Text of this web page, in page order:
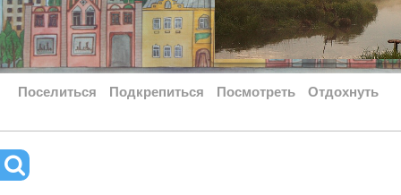
Поселиться Подкрепиться Посмотреть Отдохнуть